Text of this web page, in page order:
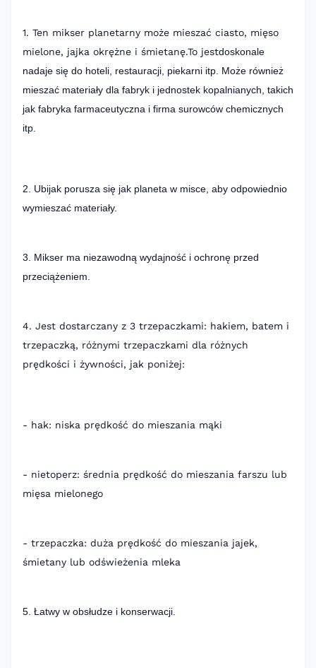
1. Ten mikser planetarny może mieszać ciasto, mięso
mielone, jajka okrężne i śmietanę.To jestdoskonale
nadaje się do hoteli, restauracji, piekarni itp. Może również
mieszać materiały dla fabryk i jednostek kopalnianych, takich
jak fabryka farmaceutyczna i firma surowców chemicznych
itp.
2. Ubijak porusza się jak planeta w misce, aby odpowiednio
wymieszać materiały.
3. Mikser ma niezawodną wydajność i ochronę przed
przeciążeniem.
4. Jest dostarczany z 3 trzepaczkami: hakiem, batem i
trzepaczką, różnymi trzepaczkami dla różnych
prędkości i żywności, jak poniżej:
- hak: niska prędkość do mieszania mąki
- nietoperz: średnia prędkość do mieszania farszu lub
mięsa mielonego
- trzepaczka: duża prędkość do mieszania jajek,
śmietany lub odświeżenia mleka
5. Łatwy w obsłudze i konserwacji.